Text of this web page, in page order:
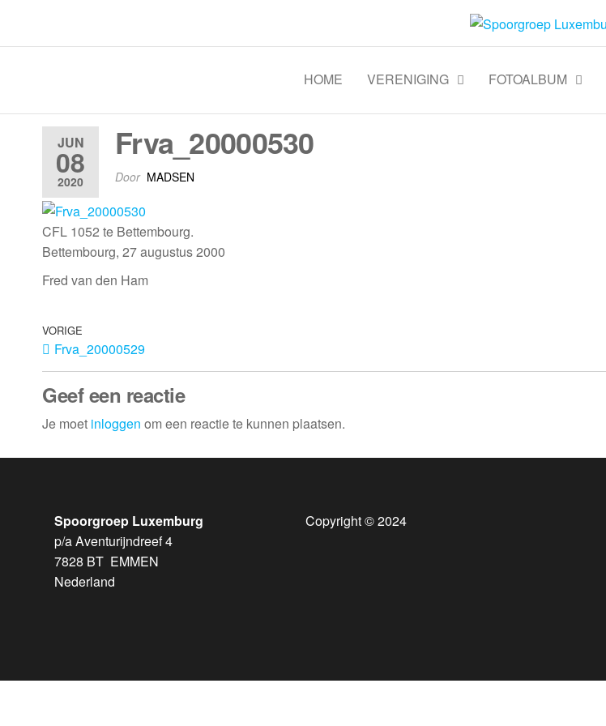
Spoorgroep Luxemburg
HOME VERENIGING FOTOALBUM
JUN
08
2020
Frva_20000530
Door MADSEN
CFL 1052 te Bettembourg.
Bettembourg, 27 augustus 2000
Fred van den Ham
VORIGE
Frva_20000529
Geef een reactie
Je moet inloggen om een reactie te kunnen plaatsen.
Spoorgroep Luxemburg
p/a Aventurijndreef 4
7828 BT EMMEN
Nederland
Copyright © 2024